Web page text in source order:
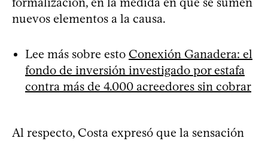
nuevos elementos a la causa.
Lee más sobre esto Conexión Ganadera: el
fondo de inversión investigado por estafa
contra más de 4.000 acreedores sin cobrar
Al respecto, Costa expresó que la sensación